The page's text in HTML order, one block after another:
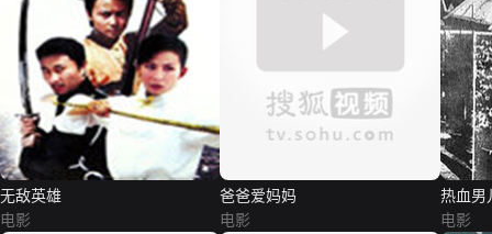
无敌英雄
电影
爸爸爱妈妈
电影
热血男
电影